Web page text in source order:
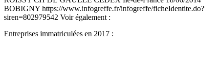
BOBIGNY https://www.infogreffe.fr/infogreffe/ficheIdentite.do?
siren=802979542 Voir également :
Entreprises immatriculées en 2017 :